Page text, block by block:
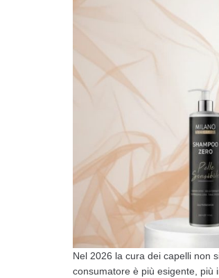
Nel 2026 la cura dei capelli non
consumatore è più esigente, più